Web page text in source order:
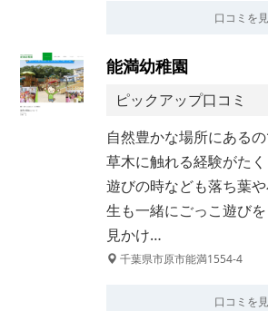
口コミを
能満幼稚園
ピックアップ口コミ
自然豊かな場所にある
草木に触れる経験がた
遊びの時なども落ち葉
生も一緒にごっこ遊び
見かけ…
千葉県市原市能満1554-4
口コミを